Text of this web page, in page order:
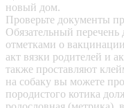
новый дом.
Проверьте документы
Обязательный перечень
отметками о
акт вязки родителей и
также проставляют
на собаку вы можете
породистого котика